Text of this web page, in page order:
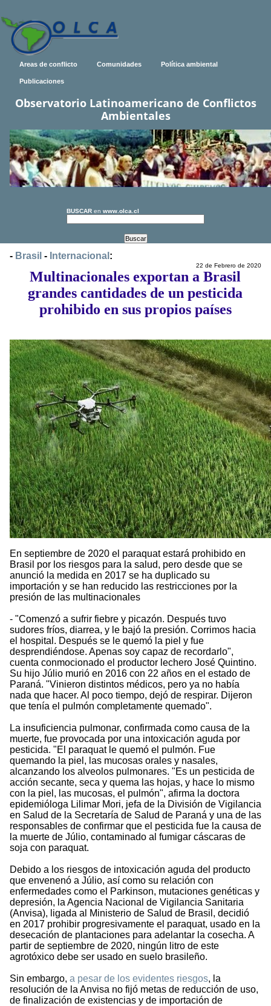
Areas de conflicto Comunidades Política ambiental
Publicaciones
Observatorio Latinoamericano de Conflictos
Ambientales
BUSCAR en www.olca.cl
- Brasil - Internacional :
22 de Febrero de 2020
Multinacionales exportan a Brasil
grandes cantidades de un pesticida
prohibido en sus propios países
En septiembre de 2020 el paraquat estará prohibido en
Brasil por los riesgos para la salud, pero desde que se
anunció la medida en 2017 se ha duplicado su
importación y se han reducido las restricciones por la
presión de las multinacionales
- "Comenzó a sufrir fiebre y picazón. Después tuvo
sudores fríos, diarrea, y le bajó la presión. Corrimos hacia
el hospital. Después se le quemó la piel y fue
desprendiéndose. Apenas soy capaz de recordarlo",
cuenta conmocionado el productor lechero José Quintino.
Su hijo Júlio murió en 2016 con 22 años en el estado de
Paraná. "Vinieron distintos médicos, pero ya no había
nada que hacer. Al poco tiempo, dejó de respirar. Dijeron
que tenía el pulmón completamente quemado".
La insuficiencia pulmonar, confirmada como causa de la
muerte, fue provocada por una intoxicación aguda por
pesticida. "El paraquat le quemó el pulmón. Fue
quemando la piel, las mucosas orales y nasales,
alcanzando los alveolos pulmonares. "Es un pesticida de
acción secante, seca y quema las hojas, y hace lo mismo
con la piel, las mucosas, el pulmón", afirma la doctora
epidemióloga Lilimar Mori, jefa de la División de Vigilancia
en Salud de la Secretaría de Salud de Paraná y una de las
responsables de confirmar que el pesticida fue la causa de
la muerte de Júlio, contaminado al fumigar cáscaras de
soja con paraquat.
Debido a los riesgos de intoxicación aguda del producto
que envenenó a Júlio, así como su relación con
enfermedades como el Parkinson, mutaciones genéticas y
depresión, la Agencia Nacional de Vigilancia Sanitaria
(Anvisa), ligada al Ministerio de Salud de Brasil, decidió
en 2017 prohibir progresivamente el paraquat, usado en la
desecación de plantaciones para adelantar la cosecha. A
partir de septiembre de 2020, ningún litro de este
agrotóxico debe ser usado en suelo brasileño.
Sin embargo, a pesar de los evidentes riesgos, la
resolución de la Anvisa no fijó metas de reducción de uso,
de finalización de existencias y de importación de